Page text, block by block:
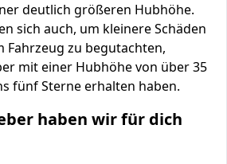
deutlich größeren Hubhöhe.
sich auch, um kleinere Schäden
Fahrzeug zu begutachten,
mit einer Hubhöhe von über 35
fünf Sterne erhalten haben.
haben wir für dich